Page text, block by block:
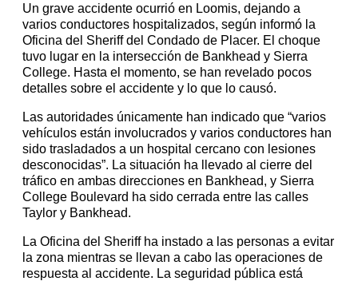
Un grave accidente ocurrió en Loomis, dejando a
varios conductores hospitalizados, según informó la
Oficina del Sheriff del Condado de Placer. El choque
tuvo lugar en la intersección de Bankhead y Sierra
College. Hasta el momento, se han revelado pocos
detalles sobre el accidente y lo que lo causó.
Las autoridades únicamente han indicado que “varios
vehículos están involucrados y varios conductores han
sido trasladados a un hospital cercano con lesiones
desconocidas”. La situación ha llevado al cierre del
tráfico en ambas direcciones en Bankhead, y Sierra
College Boulevard ha sido cerrada entre las calles
Taylor y Bankhead.
La Oficina del Sheriff ha instado a las personas a evitar
la zona mientras se llevan a cabo las operaciones de
respuesta al accidente. La seguridad pública está